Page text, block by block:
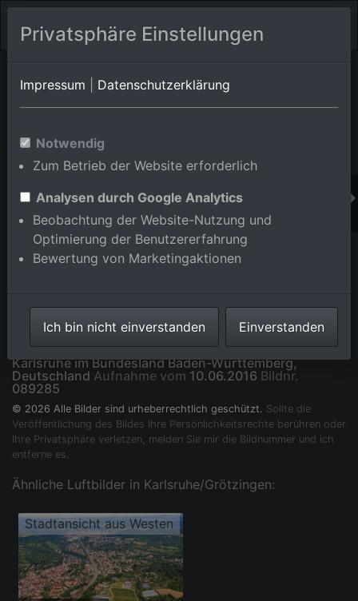
Orts-Album von Karlsruhe/Grötzingen
Württemberg,Deutschland
Im Shop bestellen
Stadtansicht aus Westen im Ortsteil Grötzingen in
Karlsruhe im Bundesland Baden-Württemberg,
Deutschland Aufnahme vom 10.06.2016 Bildnr.
089285
© 2026 Alle Bilder sind urheberrechtlich geschützt. Sollte die
Veröffentlichung des Bildes Ihre Persönlichkeitsrechte berühren oder
Ihre Privatsphäre verletzen, melden Sie mir die Bildnummer und ich
entferne es.
Ähnliche Luftbilder in Karlsruhe/Grötzingen:
Stadtansicht aus Westen
Privatsphäre Einstellungen
Impressum Datenschutzerklärung
Notwendig
Zum Betrieb der Website erforderlich
Analysen durch Google Analytics
Beobachtung der Website-Nutzung und
Optimierung der Benutzererfahrung
Bewertung von Marketingaktionen
Ich bin nicht einverstanden Einverstanden